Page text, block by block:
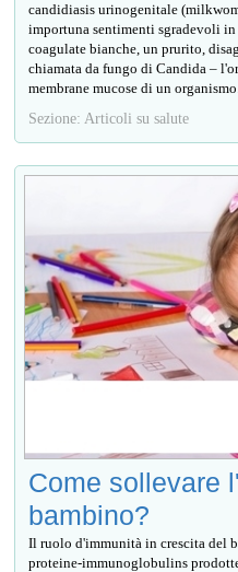
candidiasis urinogenitale
importuna sentimenti sgradevoli
coagulate bianche, un prurito,
chiamata da fungo di Candida –
membrane mucose di un
Sezione: Articoli su salute
Come sollevare
bambino?
Il ruolo d'immunità in crescita del
proteine-immunoglobulins